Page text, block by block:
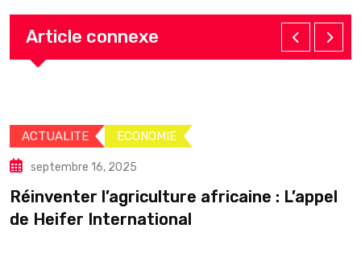
Article connexe
ECONOMIE
2025
africaine : L’appel
Vincent